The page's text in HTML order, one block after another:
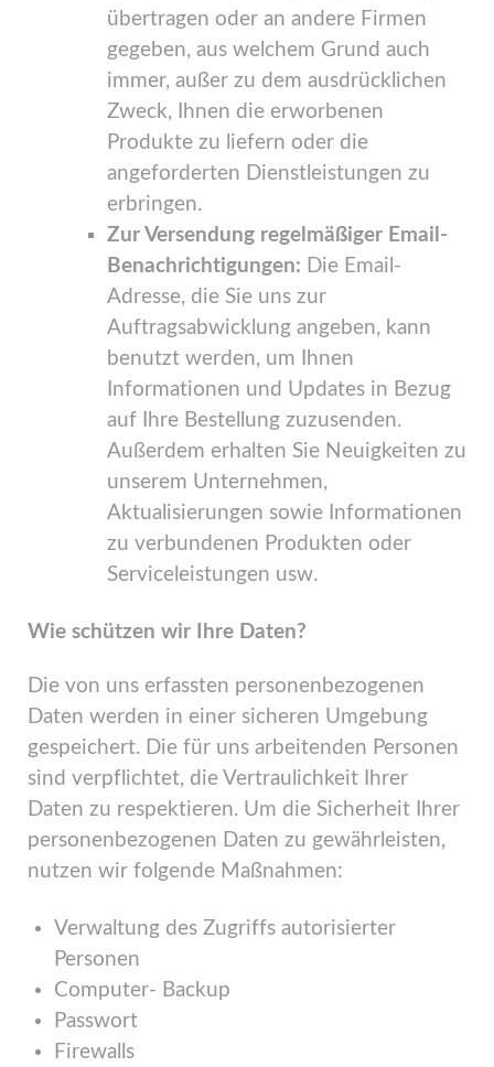
übertragen oder an andere Firmen
gegeben, aus welchem Grund auch
immer, außer zu dem ausdrücklichen
Zweck, Ihnen die erworbenen
Produkte zu liefern oder die
angeforderten Dienstleistungen zu
erbringen.
Zur Versendung regelmäßiger Email-
Benachrichtigungen: Die Email-
Adresse, die Sie uns zur
Auftragsabwicklung angeben, kann
benutzt werden, um Ihnen
Informationen und Updates in Bezug
auf Ihre Bestellung zuzusenden.
Außerdem erhalten Sie Neuigkeiten zu
unserem Unternehmen,
Aktualisierungen sowie Informationen
zu verbundenen Produkten oder
Serviceleistungen usw.
Wie schützen wir Ihre Daten?
Die von uns erfassten personenbezogenen
Daten werden in einer sicheren Umgebung
gespeichert. Die für uns arbeitenden Personen
sind verpflichtet, die Vertraulichkeit Ihrer
Daten zu respektieren. Um die Sicherheit Ihrer
personenbezogenen Daten zu gewährleisten,
nutzen wir folgende Maßnahmen:
Verwaltung des Zugriffs autorisierter
Personen
Computer- Backup
Passwort
Firewalls